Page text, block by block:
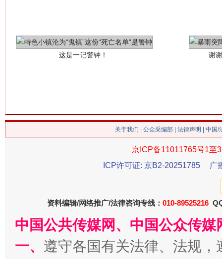
在谋一域中谋全局
关于我们 公众采编部 法律声明 | 中国
京ICP备11011765号1至
ICP许可证: 京B2-20251785
广
资料编辑/网络推广/法律咨询专线： 010-89525216
中国公共传媒网、中国公众传
一、 遵守各国有关法律、法规